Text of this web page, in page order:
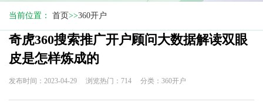
当前位置： 首页>>360开户
奇虎360搜索推广开户顾问大数据解读双眼
皮是怎样炼成的
发布时间：2023-04-29 浏览热门：714 分类：360开户